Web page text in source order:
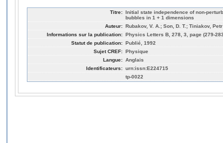
Titre: Initial state independence of non-
bubbles in 1 + 1 dimensions
Auteur: Rubakov, V. A.; Son, D. T.; Tiniakov, Petr
Informations sur la publication: Physics Letters B, 278, 3, page (279-
Statut de publication: Publié, 1992
Sujet CREF: Physique
Langue: Anglais
Identificateurs: urn:issn:E224715
tp-0022